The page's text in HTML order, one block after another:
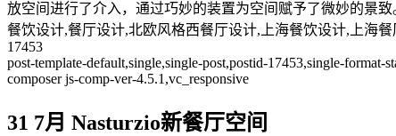
放空间进行了介入，通过巧妙的装置为空间赋予了微妙的景致
餐饮设计,餐厅设计,北欧风格西餐厅设计,上海餐饮设计,上海
17453
post-template-default,single,single-post,postid-17453,single-format-
composer js-comp-ver-4.5.1,vc_responsive
31 7月 Nasturzio新餐厅空间